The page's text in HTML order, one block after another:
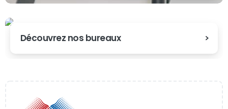
Découvrez nos bureaux